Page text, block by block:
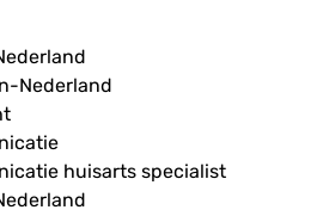
Nederland
huisarts specialist